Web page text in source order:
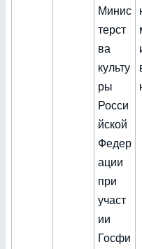
Минис
терст
ва
культу
ры
Росси
йской
Федер
ации
при
участ
ии
Госфи